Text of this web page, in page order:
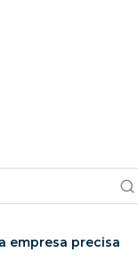
empresa precisa